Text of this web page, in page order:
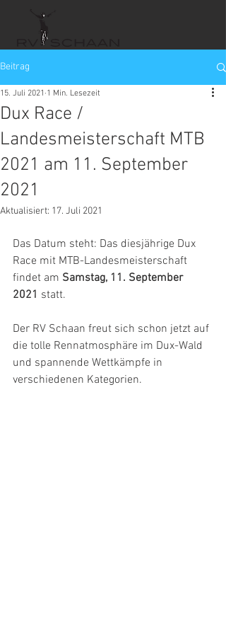
Beitrag
Dux Race /
Landesmeisterschaft MTB
2021 am 11. September
2021
15. Juli 2021 1 Min. Lesezeit
Aktualisiert: 17. Juli 2021
Das Datum steht: Das diesjährige Dux
Race mit MTB-Landesmeisterschaft
findet am Samstag, 11. September
2021 statt.
Der RV Schaan freut sich schon jetzt auf
die tolle Rennatmosphäre im Dux-Wald
und spannende Wettkämpfe in
verschiedenen Kategorien.